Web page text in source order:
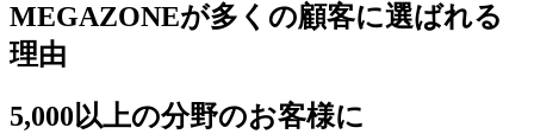
MEGAZONEが多くの顧客に選ばれる
理由
5,000以上の分野のお客様に